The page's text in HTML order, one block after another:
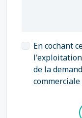
En cochant
l'exploitation
de la